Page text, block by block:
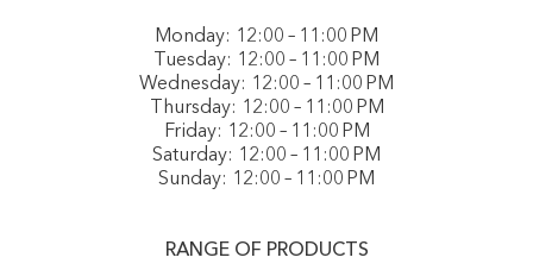
Monday: 12:00 – 11:00 PM
Tuesday: 12:00 – 11:00 PM
Wednesday: 12:00 – 11:00 PM
Thursday: 12:00 – 11:00 PM
Friday: 12:00 – 11:00 PM
Saturday: 12:00 – 11:00 PM
Sunday: 12:00 – 11:00 PM
RANGE OF PRODUCTS